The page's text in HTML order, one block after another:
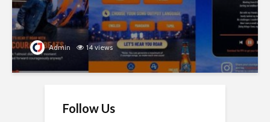
Admin 14 views
Follow Us